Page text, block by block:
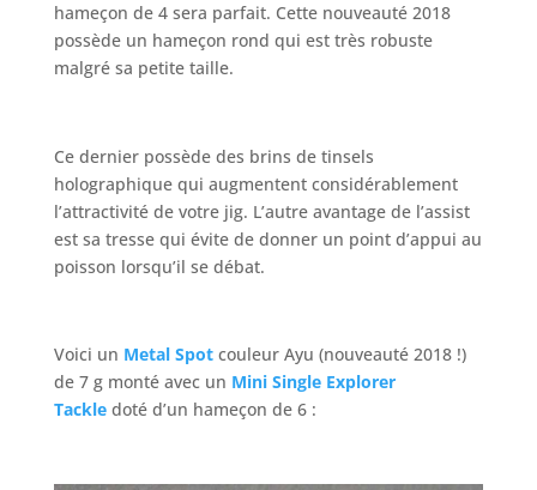
hameçon de 4 sera parfait. Cette nouveauté 2018
possède un hameçon rond qui est très robuste
malgré sa petite taille.
Ce dernier possède des brins de tinsels
holographique qui augmentent considérablement
l’attractivité de votre jig. L’autre avantage de l’assist
est sa tresse qui évite de donner un point d’appui au
poisson lorsqu’il se débat.
Voici un Metal Spot couleur Ayu (nouveauté 2018 !)
de 7 g monté avec un Mini Single Explorer
Tackle doté d’un hameçon de 6 :